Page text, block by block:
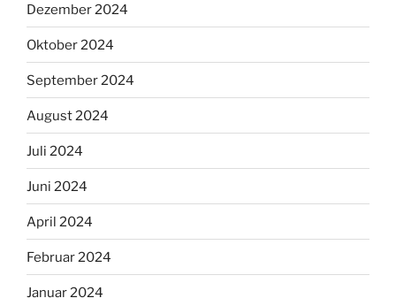
Dezember 2024
Oktober 2024
September 2024
August 2024
Juli 2024
Juni 2024
April 2024
Februar 2024
Januar 2024